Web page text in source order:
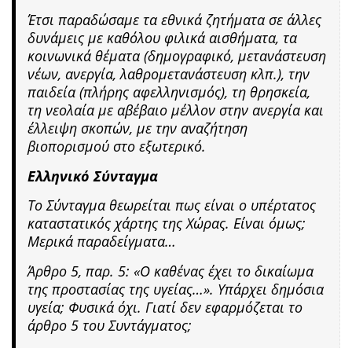
Έτσι παραδώσαμε τα εθνικά ζητήματα σε άλλες
δυνάμεις με καθόλου φιλικά αισθήματα, τα
κοινωνικά θέματα (δημογραφικό, μετανάστευση
νέων, ανεργία, λαθρομετανάστευση κλπ.), την
παιδεία (πλήρης αφελληνισμός), τη θρησκεία,
τη νεολαία με αβέβαιο μέλλον στην ανεργία και
έλλειψη σκοπών, με την αναζήτηση
βιοπορισμού στο εξωτερικό.
Ελληνικό Σύνταγμα
Το Σύνταγμα θεωρείται πως είναι ο υπέρτατος
καταστατικός χάρτης της Χώρας. Είναι όμως;
Μερικά παραδείγματα…
Άρθρο 5, παρ. 5: «Ο καθένας έχει το δικαίωμα
της προστασίας της υγείας…». Υπάρχει δημόσια
υγεία; Φυσικά όχι. Γιατί δεν εφαρμόζεται το
άρθρο 5 του Συντάγματος;